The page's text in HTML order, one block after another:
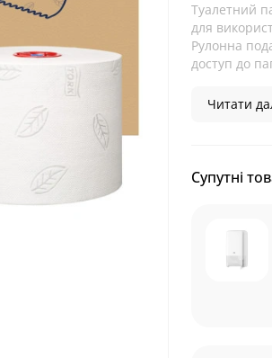
Туалетний
для
Рулонна
доступ до
Читати
Супутні